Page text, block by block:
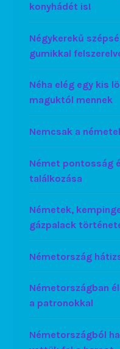
konyhádét is!
Négykerekű
gumikkal
Néha elég egy kis
maguktól mennek
Nemcsak a
Német pontosság
találkozása
Németek,
gázpalack
Németország
Németországban
a patronokkal
Németországból